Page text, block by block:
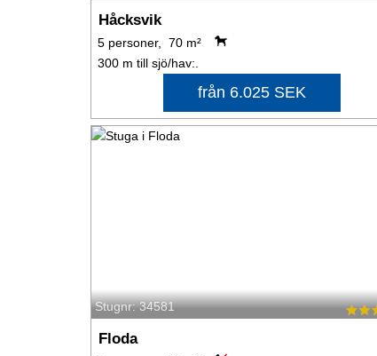
Håcksvik
5 personer, 70 m²
300 m till sjö/hav:.
från 6.025 SEK
Stugnr: 34581
Floda